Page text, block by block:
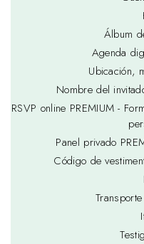
Álbum
Agenda
Ubicación,
Nombre del
RSVP online PREMIUM -
Panel privado
Código de